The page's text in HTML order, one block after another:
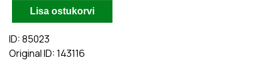
ID: 85023
Original ID: 143116